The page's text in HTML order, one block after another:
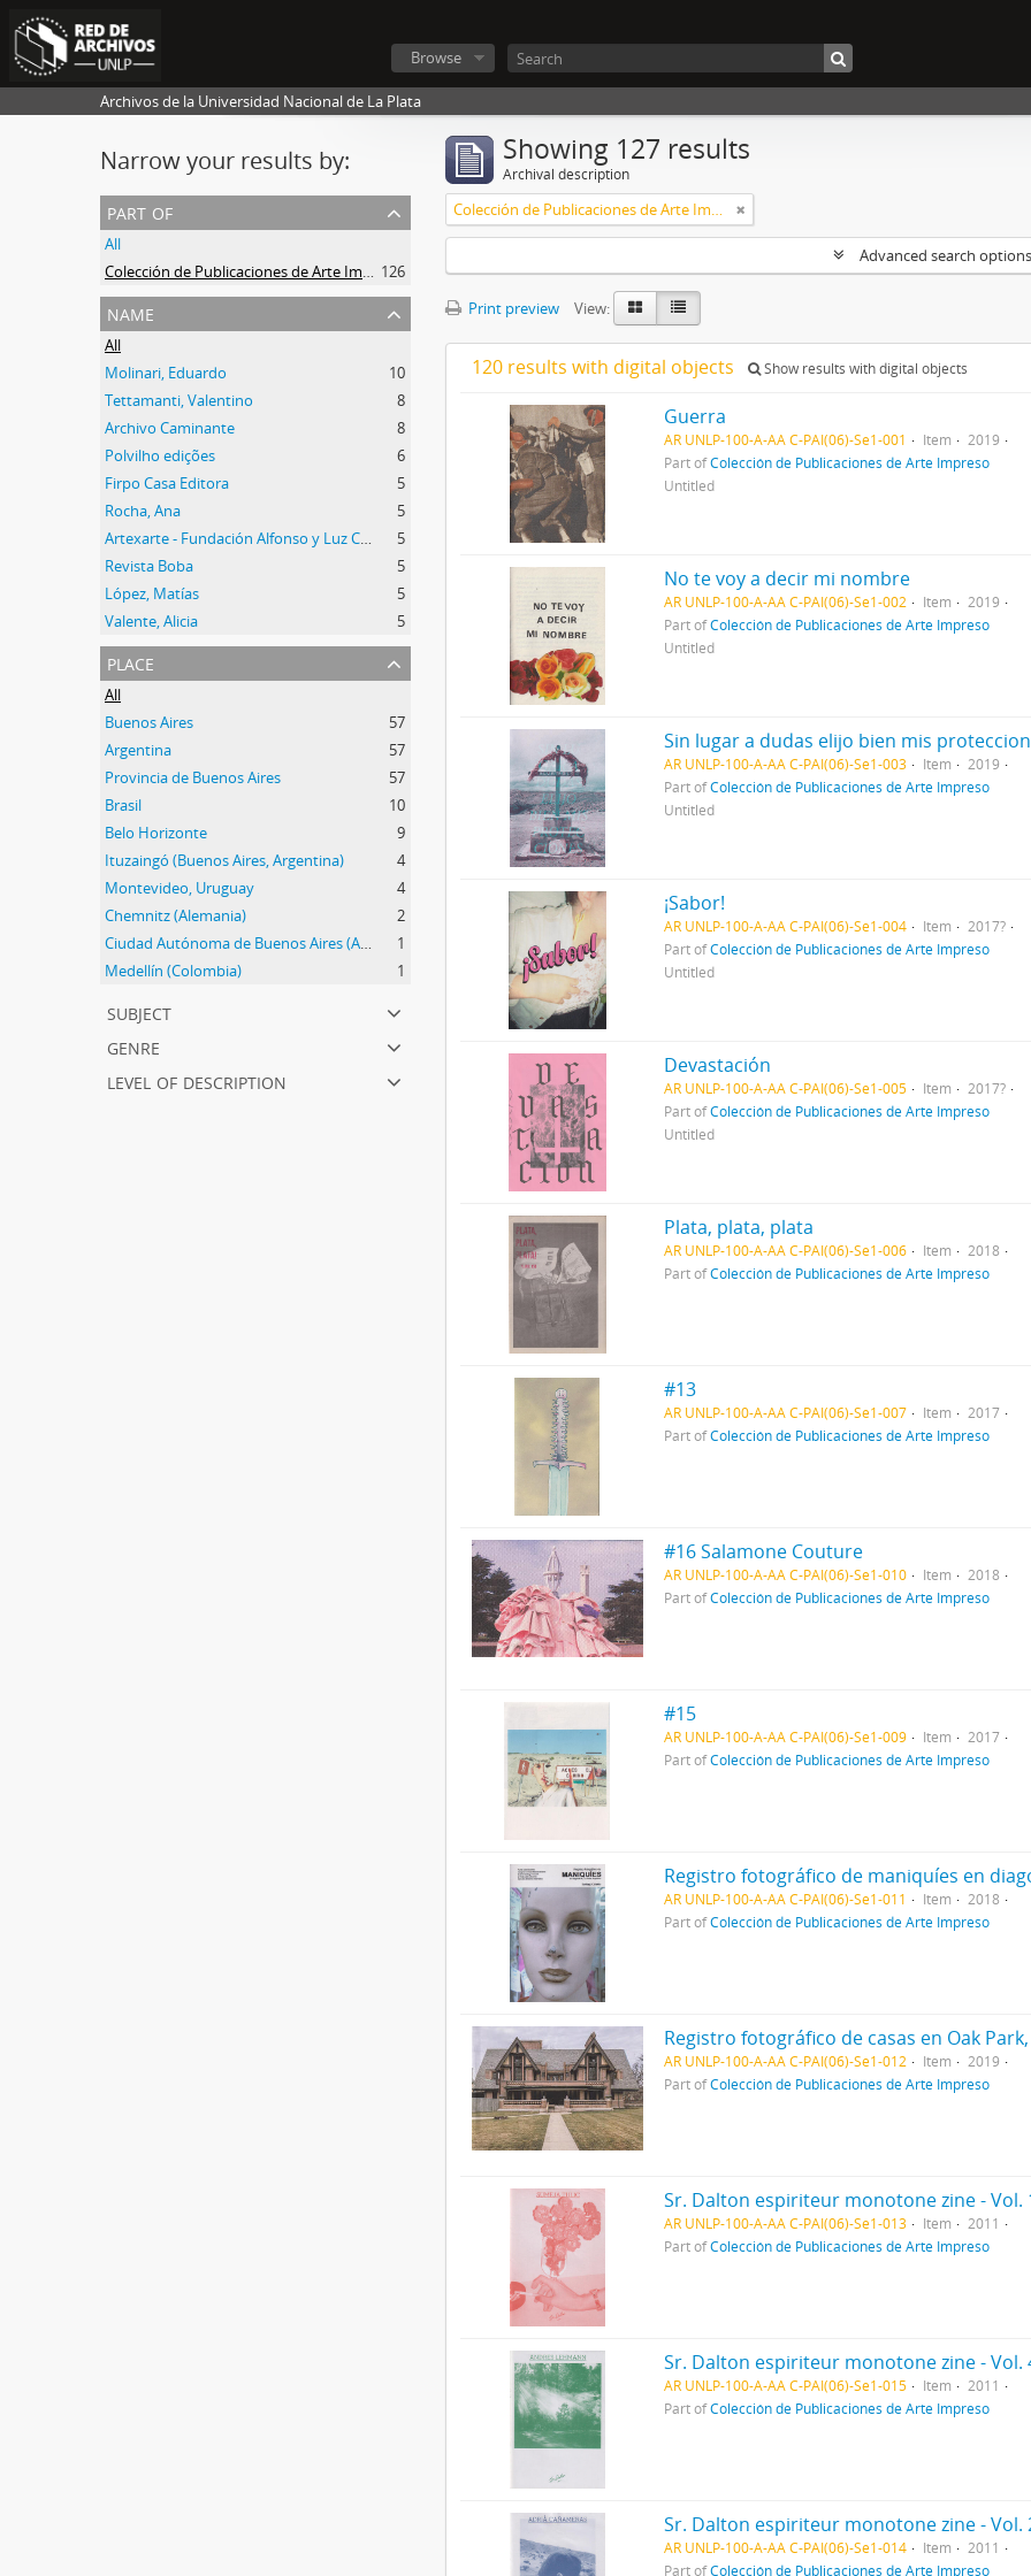
Browse
Archivos de la Universidad Nacional de La Plata
Narrow your results by:
part of
All
Colección de Publicaciones de Arte Impreso 126
name
All
Molinari, Eduardo
10
Tettamanti, Valentino
8
Archivo Caminante
8
Polvilho edições
6
Firpo Casa Editora
5
Rocha, Ana
5
Artexarte - Fundación Alfonso y Luz Castillo
5
Revista Boba
5
López, Matías
5
Valente, Alicia
5
place
All
Buenos Aires
57
Argentina
57
Provincia de Buenos Aires
57
Brasil
10
Belo Horizonte
9
Ituzaingó (Buenos Aires, Argentina)
4
Montevideo, Uruguay
4
Chemnitz (Alemania)
2
Ciudad Autónoma de Buenos Aires (Argentina)
1
Medellín (Colombia)
1
subject
genre
level of description
Showing 127 results
Archival description
Colección de Publicaciones de Arte Impreso
Advanced search
Print preview View:
120 results with digital objects Show results with digital objects
Guerra
AR UNLP-100-A-AA C-PAI(06)-Se1-001 Item
2019
Part ofColección de Publicaciones de Arte Impreso
Untitled
No te voy a decir mi nombre
AR UNLP-100-A-AA C-PAI(06)-Se1-002 Item
2019
Part ofColección de Publicaciones de Arte Impreso
Untitled
Sin lugar a dudas elijo bien mis
AR UNLP-100-A-AA C-PAI(06)-Se1-003 Item
2019
Part ofColección de Publicaciones de Arte Impreso
Untitled
¡Sabor!
AR UNLP-100-A-AA C-PAI(06)-Se1-004 Item
2017?
Part ofColección de Publicaciones de Arte Impreso
Untitled
Devastación
AR UNLP-100-A-AA C-PAI(06)-Se1-005 Item
2017?
Part ofColección de Publicaciones de Arte Impreso
Untitled
Plata, plata, plata
AR UNLP-100-A-AA C-PAI(06)-Se1-006 Item
2018
Part ofColección de Publicaciones de Arte Impreso
#13
AR UNLP-100-A-AA C-PAI(06)-Se1-007 Item
2017
Part ofColección de Publicaciones de Arte Impreso
#16 Salamone Couture
AR UNLP-100-A-AA C-PAI(06)-Se1-010 Item
2018
Part ofColección de Publicaciones de Arte Impreso
#15
AR UNLP-100-A-AA C-PAI(06)-Se1-009 Item
2017
Part ofColección de Publicaciones de Arte Impreso
Registro fotográfico de maniquíes en
AR UNLP-100-A-AA C-PAI(06)-Se1-011 Item
2018
Part ofColección de Publicaciones de Arte Impreso
Registro fotográfico de casas en Oak
AR UNLP-100-A-AA C-PAI(06)-Se1-012 Item
2019
Part ofColección de Publicaciones de Arte Impreso
Sr. Dalton espiriteur monotone zine - Vol.
AR UNLP-100-A-AA C-PAI(06)-Se1-013 Item
2011
Part ofColección de Publicaciones de Arte Impreso
Sr. Dalton espiriteur monotone zine - Vol.
AR UNLP-100-A-AA C-PAI(06)-Se1-015 Item
2011
Part ofColección de Publicaciones de Arte Impreso
Sr. Dalton espiriteur monotone zine - Vol.
AR UNLP-100-A-AA C-PAI(06)-Se1-014 Item
2011
Part ofColección de Publicaciones de Arte Impreso